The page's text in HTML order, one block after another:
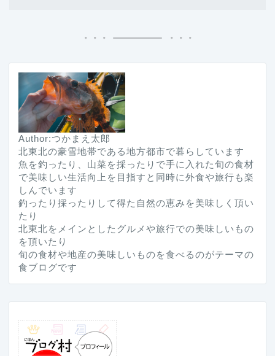
Author:つかまえ太郎
北東北の豪雪地帯である地方都市で暮らしています
魚を釣ったり、山菜を採ったりで手に入れた旬の食材
で美味しい生活向上を目指すと同時に外食や旅行も楽
しんでいます
釣ったり採ったりして得た自然の恵みを美味しく頂い
たり
北東北をメインとしたグルメや旅行での美味しいもの
を頂いたり
旬の食材や地産の美味しいものを食べるのがテーマの
食ブログです